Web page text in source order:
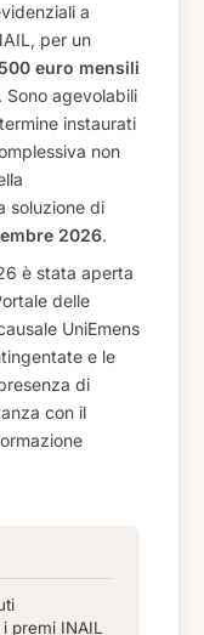
a
per un
euro mensili
agevolabili
instaurati
non
soluzione di
2026.
è stata aperta
delle
UniEmens
e le
di
con il
premi INAIL